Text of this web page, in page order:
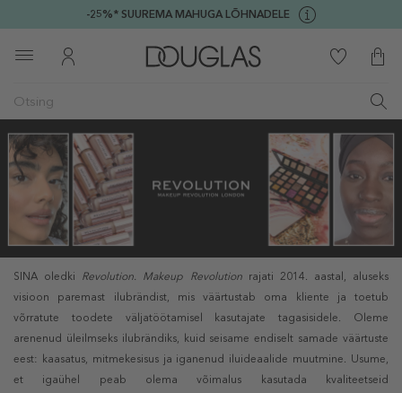
-25%* SUUREMA MAHUGA LÕHNADELE
SINA oledki Revolution. Makeup Revolutionrajati 2014. aastal, aluseks
visioon paremast ilubrändist, mis väärtustab oma kliente ja toetub
võrratute toodete väljatöötamisel kasutajate tagasisidele. Oleme
arenenud üleilmseks ilubrändiks, kuid seisame endiselt samade väärtuste
eest: kaasatus, mitmekesisus ja iganenud iluideaalide muutmine. Usume,
et igaühel peab olema võimalus kasutada kvaliteetseid